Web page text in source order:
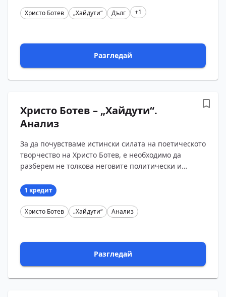
Христо Ботев „Хайдути“ Дълг +1
Разгледай
Христо Ботев – „Хайдути“.
Анализ
За да почувстваме истински силата на поетическото
творчество на Христо Ботев, е необходимо да
разберем не толкова неговите политически и
на бог...
1 кредит
Христо Ботев „Хайдути“ Анализ
Разгледай